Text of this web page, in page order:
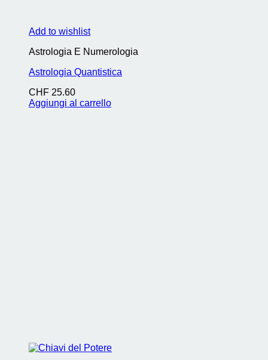
Add to wishlist
Astrologia E Numerologia
Astrologia Quantistica
CHF 25.60
Aggiungi al carrello